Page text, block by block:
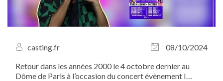
casting.fr
08/10/2024
Retour dans les années 2000 le 4 octobre dernier au
Dôme de Paris à l’occasion du concert évènement I